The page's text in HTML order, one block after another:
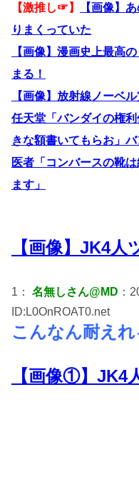
【激推し☞】
【画像】
りまくっていた
【画像】漫画史上最高
まる！
【画像】放射線ノーベ
任天堂「バンダイの権
きな額書いてもらお」
医者「コンバースの靴
ます」
【画像】JK4人
1： 名無しさん@MD ：
ID:L0OnROAT0.net
こんなん耐えれ
【画像①】JK4